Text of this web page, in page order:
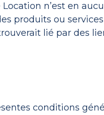
n’est en
produits ou
lié par des
conditions